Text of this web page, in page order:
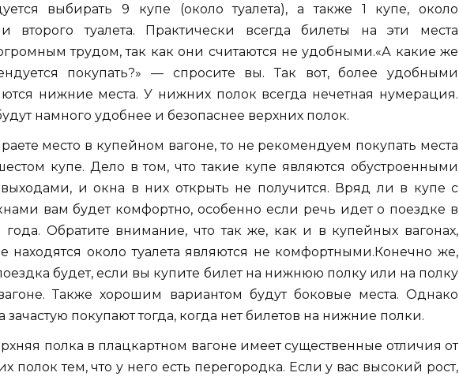
выбирать 9 купе (около туалета), а также 1 купе, около
второго туалета. Практически всегда билеты на эти места
трудом, так как они считаются не удобными.«А какие же
покупать?» — спросите вы. Так вот, более удобными
нижние места. У нижних полок всегда нечетная нумерация.
намного удобнее и безопаснее верхних полок.
место в купейном вагоне, то не рекомендуем покупать места
купе. Дело в том, что такие купе являются обустроенными
и окна в них открыть не получится. Вряд ли в купе с
вам будет комфортно, особенно если речь идет о поездке в
года. Обратите внимание, что так же, как и в купейных вагонах,
находятся около туалета являются не комфортными.Конечно же,
будет, если вы купите билет на нижнюю полку или на полку
Также хорошим вариантом будут боковые места. Однако
зачастую покупают тогда, когда нет билетов на нижние полки.
полка в плацкартном вагоне имеет существенные отличия от
полок тем, что у него есть перегородка. Если у вас высокий рост,